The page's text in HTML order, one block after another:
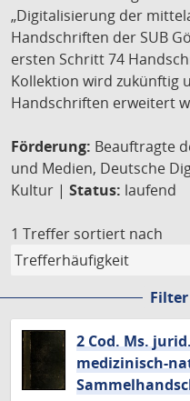
„Digitalisierung der
Handschriften der SUB
ersten Schritt 74
Kollektion wird zukünftig
Handschriften erweitert
Förderung: Beauftragte
und Medien, Deutsche
Kultur | Status: laufend
1 Treffer sortiert nach
2 Cod. Ms.
medizinisch-